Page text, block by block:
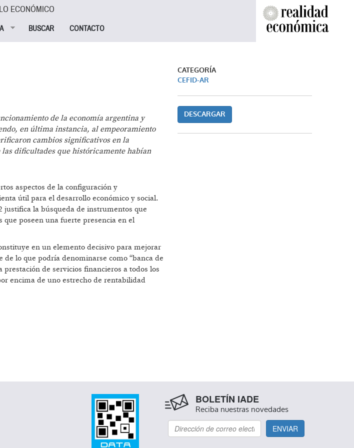
ECONÓMICO
BUSCAR CONTACTO
de la economía argentina y
en última instancia, al empeoramiento
cambios significativos en la
dificultades que históricamente habían
aspectos de la configuración y
útil para el desarrollo económico y social.
justifica la búsqueda de instrumentos que
poseen una fuerte presencia en el
en un elemento decisivo para mejorar
lo que podría denominarse como “banca de
de servicios financieros a todos los
encima de uno estrecho de rentabilidad
CATEGORÍA
CEFID-AR
DESCARGAR
BOLETÍN IADE
Reciba nuestras novedades
ENVIAR